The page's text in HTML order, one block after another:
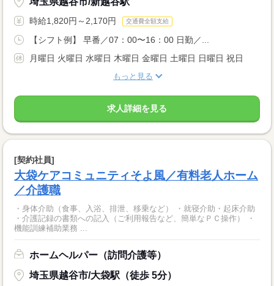
時給1,820円～2,170円 交通費全額支給
【シフト例】 早番／07：00〜16：00 日勤／...
月曜日 火曜日 水曜日 木曜日 金曜日 土曜日 日曜日 祝日
もっと見る
求人詳細を見る
[契約社員]
大袋ケアコミュニティそよ風／有料老人ホーム
／介護職
・身体介助（食事、入浴、排泄、移乗など） ・就寝介助・起床介助
・介護記録の書類への記入（ご利用報告など、簡単なＰＣ操作） ・
機能訓練補助業務 ...
ホームヘルパー（訪問介護等）
埼玉県越谷市/大袋駅（徒歩 5分）